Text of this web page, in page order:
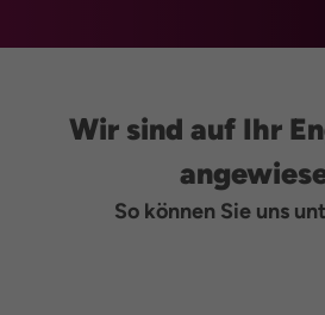
Wir sind auf Ihr
So können Sie uns